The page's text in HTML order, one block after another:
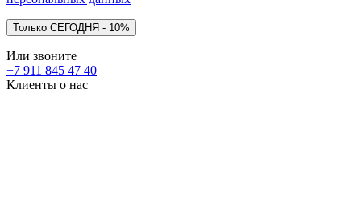
Или звоните
+7 911 845 47 40
Клиенты о нас